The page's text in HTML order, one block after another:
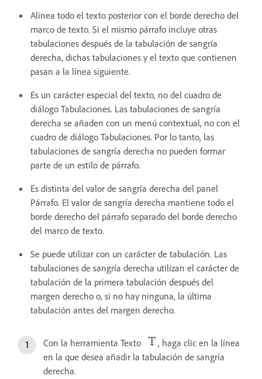
Alinea todo el texto posterior con el borde derecho del
marco de texto. Si el mismo párrafo incluye otras
tabulaciones después de la tabulación de sangría
derecha, dichas tabulaciones y el texto que contienen
pasan a la línea siguiente.
Es un carácter especial del texto, no del cuadro de
diálogo Tabulaciones. Las tabulaciones de sangría
derecha se añaden con un menú contextual, no con el
cuadro de diálogo Tabulaciones. Por lo tanto, las
tabulaciones de sangría derecha no pueden formar
parte de un estilo de párrafo.
Es distinta del valor de sangría derecha del panel
Párrafo. El valor de sangría derecha mantiene todo el
borde derecho del párrafo separado del borde derecho
del marco de texto.
Se puede utilizar con un carácter de tabulación. Las
tabulaciones de sangría derecha utilizan el carácter de
tabulación de la primera tabulación después del
margen derecho o, si no hay ninguna, la última
tabulación antes del margen derecho.
Con la herramienta Texto
, haga clic en la línea
en la que desea añadir la tabulación de sangría
derecha.